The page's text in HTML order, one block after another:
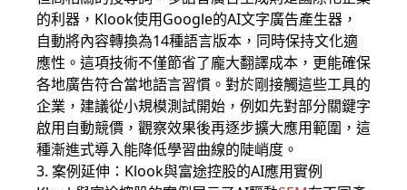
的利器，Klook使用Google的AI文字廣告產生器，
自動將內容轉換為14種語言版本，同時保持文化適
應性。這項技術不僅節省了龐大翻譯成本，更能確保
各地廣告符合當地語言習慣。對於剛接觸這些工具的
企業，建議從小規模測試開始，例如先對部分關鍵字
啟用自動競價，觀察效果後再逐步擴大應用範圍，這
種漸進式導入能降低學習曲線的陡峭度。
3. 案例延伸：Klook與富途控股的AI應用實例